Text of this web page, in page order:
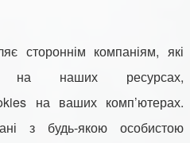
стороннім компаніям, які
на наших ресурсах,
на ваших комп’ютерах.
з будь-якою особистою